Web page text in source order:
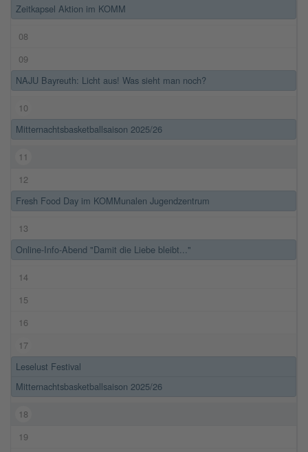
Zeitkapsel Aktion im KOMM
08
09
NAJU Bayreuth: Licht aus! Was sieht man noch?
10
Mitternachtsbasketballsaison 2025/26
11
12
Fresh Food Day im KOMMunalen Jugendzentrum
13
Online-Info-Abend "Damit die Liebe bleibt..."
14
15
16
17
Leselust Festival
Mitternachtsbasketballsaison 2025/26
18
19